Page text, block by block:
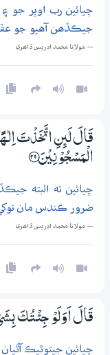
چيائين رب اوڀر جو
جيڪڏهن آهيو جو
— مولانا محمد ادريس ڏاھري
قَالَ لَىِٕنِ اتَّخَذْتَ
الْمَسْجُوْنِيْنَ ؀29
چيائين ته البته
ضرور ڪندس مان
— مولانا محمد ادريس ڏاھري
قَالَ اَوَلَوْ جِئْتُكَ
چيائين جيتوڻيڪ